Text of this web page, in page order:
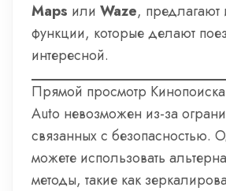
Maps или Waze, предлагают
функции, которые делают
интересной.
Прямой просмотр
Auto невозможен из-за
связанных с безопасностью.
можете использовать
методы, такие как